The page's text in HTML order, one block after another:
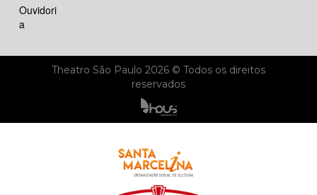
Ouvidori
a
Theatro São Paulo 2026 © Todos os direitos
reservados